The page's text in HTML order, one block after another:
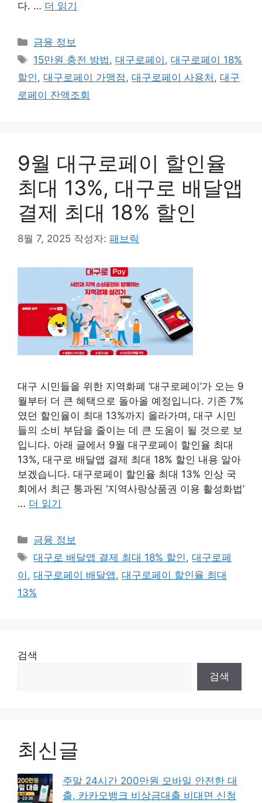
다. … 더 읽기
카
테
리
금융 정보
태
그
15만원 충전 방법,대구로페이 ,대구로페이 18%
할인, 대구로페이 가맹점, 대구로페이 사용처 , 대구
로페이 잔액조회
9월 대구로페이 할인율
최대 13%, 대구로 배달앱
결제 최대 18% 할인
8월 7, 2025 작성자: 패브릭
대구 시민들을 위한 지역화폐 ‘대구로페이’가 오는 9
월부터 더 큰 혜택으로 돌아올 예정입니다. 기존 7%
였던 할인율이 최대 13%까지 올라가며, 대구 시민
들의 소비 부담을 줄이는 데 큰 도움이 될 것으로 보
입니다. 아래 글에서 9월 대구로페이 할인율 최대
13%, 대구로 배달앱 결제 최대 18% 할인 내용 알아
보겠습니다. 대구로페이 할인율 최대 13% 인상 국
회에서 최근 통과된 ‘지역사랑상품권 이용 활성화법’
… 더 읽기
카
테
고
리
금융 정보
태
그
대구로 배달앱 결제 최대 18% 할인 ,대구로페
이 , 대구로페이 배달앱 , 대구로페이 할인율 최대
13%
검색
검색
최신글
주말 24시간 200만원 모바일 안전한 대
출, 카카오뱅크 비상금대출 비대면 신청